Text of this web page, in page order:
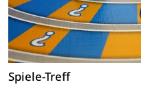
Spiele-Treff